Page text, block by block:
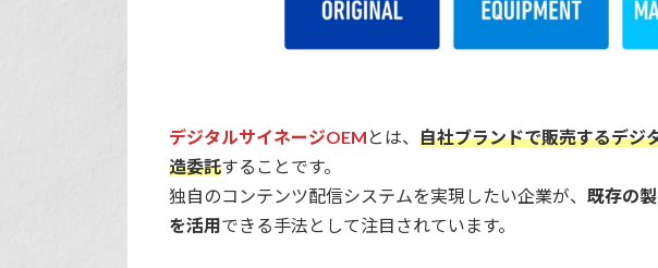
デジタルサイネージOEM とは、自社ブランドで販売するデジ
造委託することです。
独自のコンテンツ配信システムを実現したい企業が、既存の
を活用できる手法として注目されています。